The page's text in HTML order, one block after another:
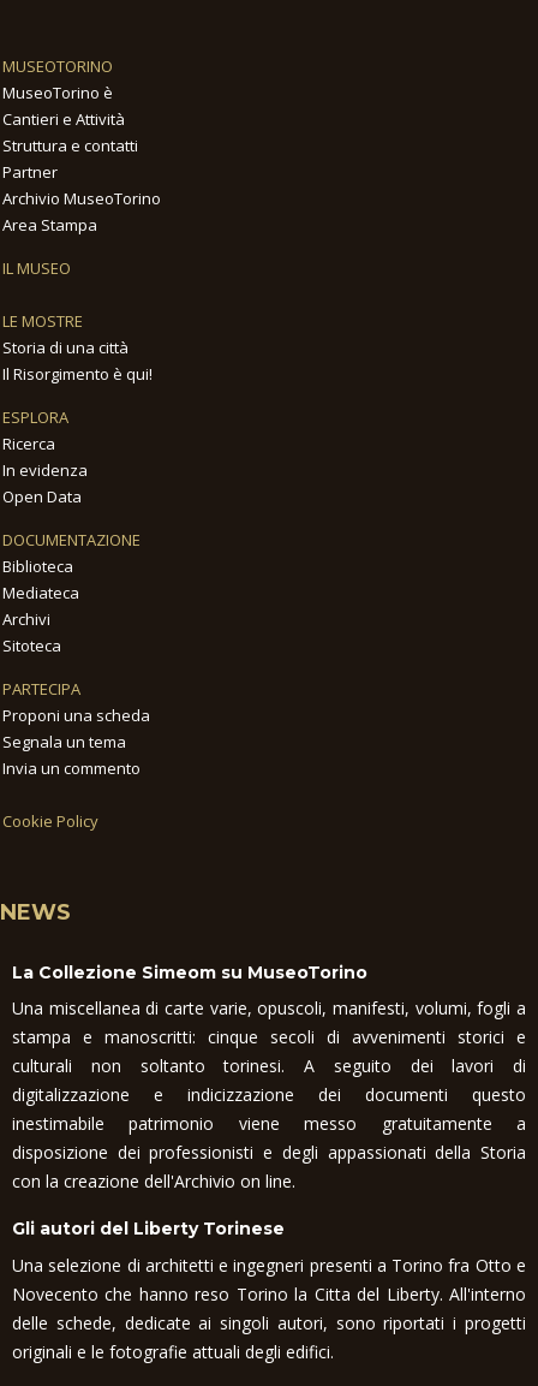
MUSEOTORINO
MuseoTorino è
Cantieri e Attività
Struttura e contatti
Partner
Archivio MuseoTorino
Area Stampa
IL MUSEO
LE MOSTRE
Storia di una città
Il Risorgimento è qui!
ESPLORA
Ricerca
In evidenza
Open Data
DOCUMENTAZIONE
Biblioteca
Mediateca
Archivi
Sitoteca
PARTECIPA
Proponi una scheda
Segnala un tema
Invia un commento
Cookie Policy
NEWS
La Collezione Simeom su MuseoTorino
Una miscellanea di carte varie, opuscoli, manifesti, volumi, fogli a
stampa e manoscritti: cinque secoli di avvenimenti storici e
culturali non soltanto torinesi. A seguito dei lavori di
digitalizzazione e indicizzazione dei documenti questo
inestimabile patrimonio viene messo gratuitamente a
disposizione dei professionisti e degli appassionati della Storia
con la creazione dell'Archivio on line.
Gli autori del Liberty Torinese
Una selezione di architetti e ingegneri presenti a Torino fra Otto e
Novecento che hanno reso Torino la Citta del Liberty. All'interno
delle schede, dedicate ai singoli autori, sono riportati i progetti
originali e le fotografie attuali degli edifici.